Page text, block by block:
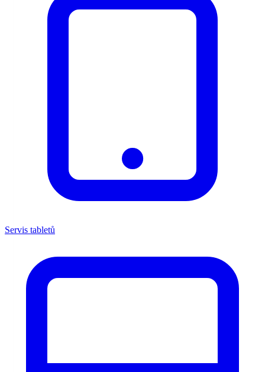
Servis tabletů